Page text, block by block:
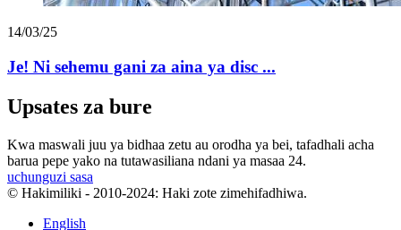
14/03/25
Je! Ni sehemu gani za aina ya disc ...
Upsates za bure
Kwa maswali juu ya bidhaa zetu au orodha ya bei, tafadhali acha
barua pepe yako na tutawasiliana ndani ya masaa 24.
uchunguzi sasa
© Hakimiliki - 2010-2024: Haki zote zimehifadhiwa.
English